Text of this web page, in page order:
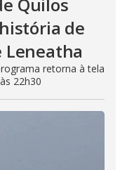
de
Leneatha
retorna à tela
22h30